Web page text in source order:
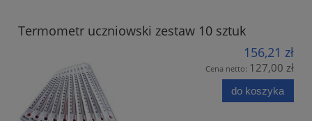
Termometr uczniowski zestaw 10 sztuk
156,21 zł
Cena netto: 127,00 zł
do koszyka